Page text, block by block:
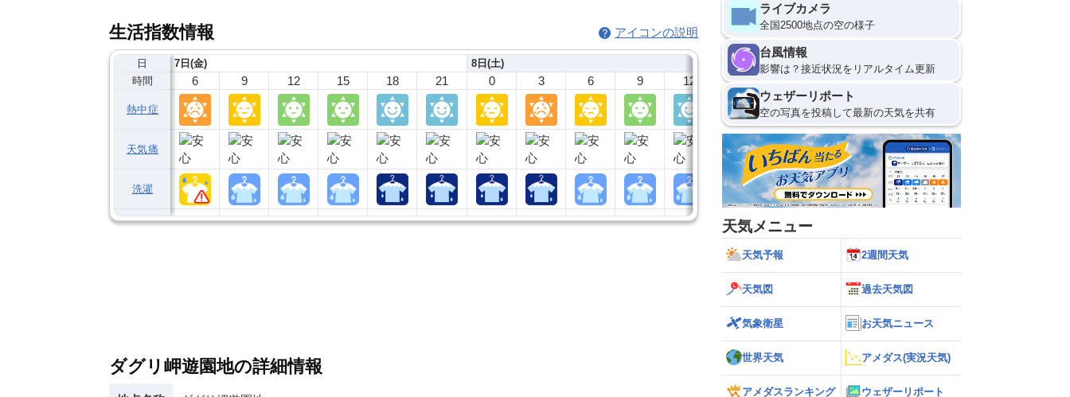
生活指数情報 アイコンの説明
日
時間
熱中症
天気痛
洗濯
7日(金)
6 9 12 15 18 21
8日(土)
0 3 6 9 12
ダグリ岬遊園地の詳細情報
ライブカメラ
全国2500地点の空の様子
台風情報
影響は？接近状況をリアルタイム更新
ウェザーリポート
空の写真を投稿して最新の天気を共有
天気メニュー
天気予報 2週間天気
天気図 過去天気図
気象衛星 お天気ニュース
世界天気 アメダス(実況天気)
アメダスランキング ウェザーリポート